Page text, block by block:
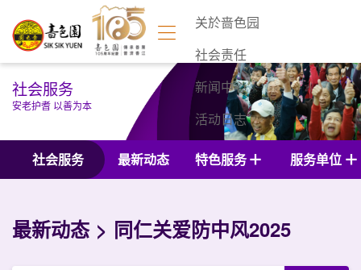
关於啬色园
社会责任
新闻中心
活动日志
联络我们
社会服务
安老护耆 以善为本
社会服务 最新动态 特色服务 服务单位
最新动态 同仁关爱防中风2025